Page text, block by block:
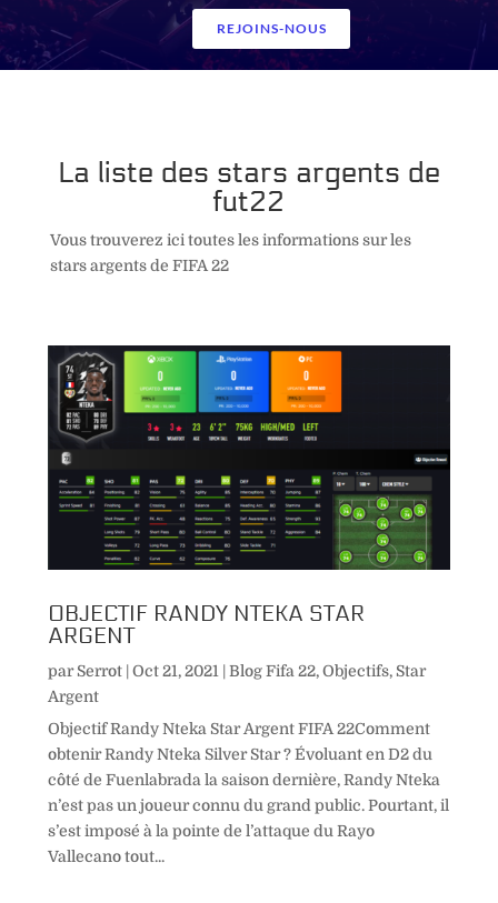
REJOINS-NOUS
La liste des stars argents de
fut22
Vous trouverez ici toutes les informations sur les
stars argents de FIFA 22
OBJECTIF RANDY NTEKA STAR
ARGENT
parSerrot| Oct 21, 2021 | Blog Fifa 22,Objectifs, Star
Argent
Objectif Randy Nteka Star Argent FIFA 22Comment
obtenir Randy Nteka Silver Star ? Évoluant en D2 du
côté de Fuenlabrada la saison dernière, Randy Nteka
n’est pas un joueur connu du grand public. Pourtant, il
s’est imposé à la pointe de l’attaque du Rayo
Vallecano tout...